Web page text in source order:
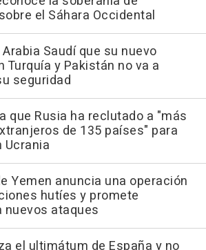
el Sáhara Occidental
Saudí que su nuevo
Turquía y Pakistán no va a
seguridad
que Rusia ha reclutado a "más
de 135 países" para
Ucrania
Yemen anuncia una operación
hutíes y promete
nuevos ataques